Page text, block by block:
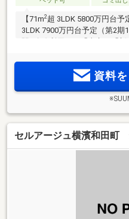
【71m2 超 3LDK 5800万円台予
3LDK 7900万円台予定（第2期
ルコニー、ガーデンテラス、
資料
セルアージュ横濱和田町